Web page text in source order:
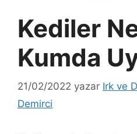
Kediler
Kumda
21/02/2022 yazar Irk ve
Demirci